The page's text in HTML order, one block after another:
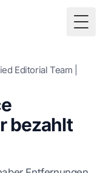
Editorial Team
bezahlt